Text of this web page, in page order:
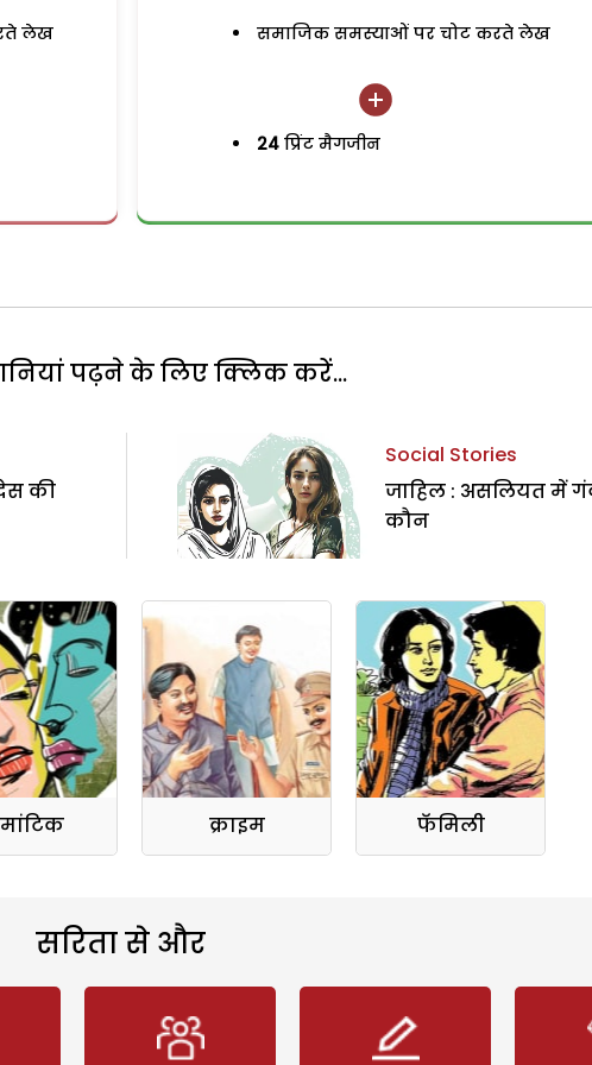
लेख समाजिक समस्याओं पर चोट करते लेख
24 प्रिंट मैगजीन
पढ़ने के लिए क्लिक करें...
की
Social Stories
जाहिल : असलियत में
कौन
क्राइम फॅमिली
सरिता से और